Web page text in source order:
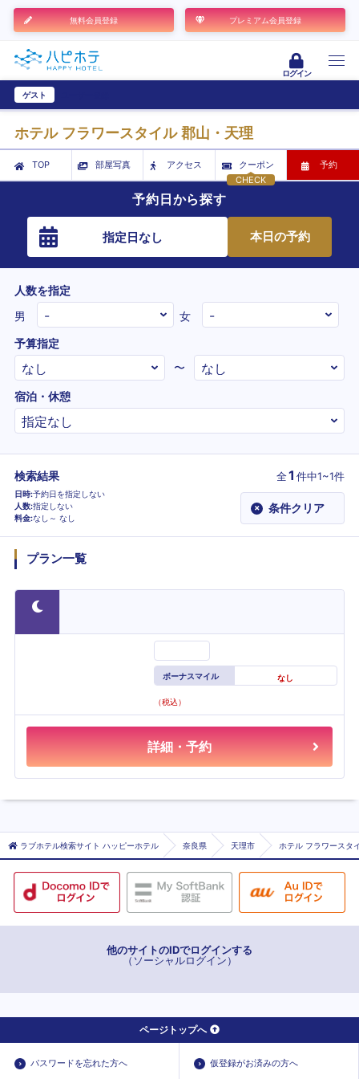
無料会員登録 プレミアム会員登録
ログイン
ゲスト
ホテル フラワースタイル 郡山・天理
TOP 部屋写真
アクセス
CHECK
クーポン 予約
予約日から探す
指定日なし 本日の予約
人数を指定
男
女
予算指定
〜
宿泊・休憩
検索結果 全1 件中1~1件
日時 予約日を指定しない
人数 指定しない
料金 なし～ なし
× 条件クリア
プラン一覧
ボーナスマイル なし
（税込）
詳細・予約
ラブホテル検索サイト ハッピーホテル 奈良県 天理市 ホテル フラワースタ
他のサイトのIDでログインする
（ソーシャルログイン）
ページトップへ
パスワードを忘れた方へ 仮登録がお済みの方へ